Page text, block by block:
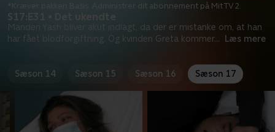
S17:E31 • Det ukendte
Manden Yash bliver akut indlagt, da der er mistanke om, at han
har fået blodforgiftning. Og kvinden Greta kommer... Læs mere
*Kræver pakken Basis. Administrer dit abonnement på Mit TV 2.
Sæson 14 Sæson 15 Sæson 16 Sæson 17